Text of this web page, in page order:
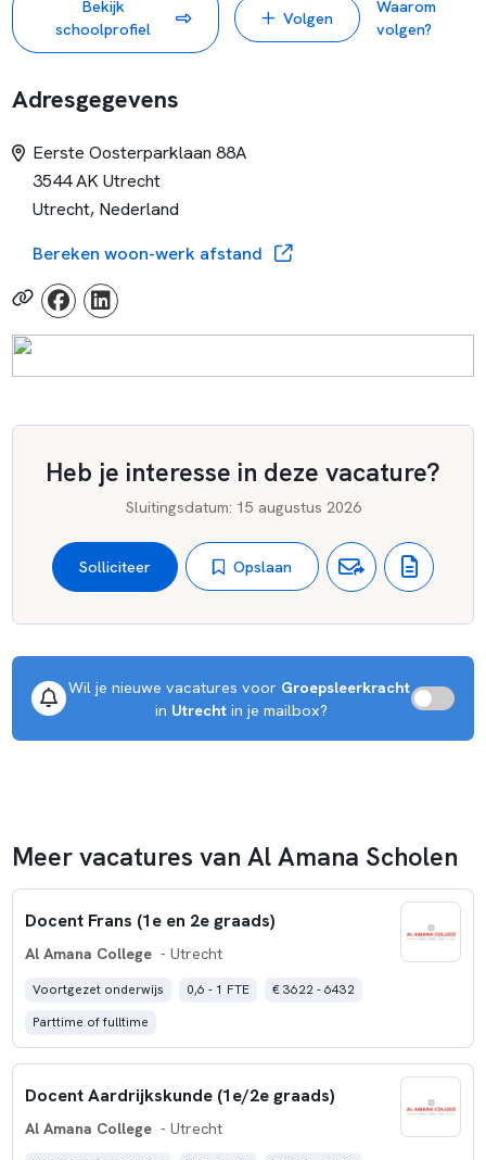
Onze Kracht: Onze Islamitische IdentiteitWat ons
onderscheidt van andere scholen is onze diepgewortelde
doel is om onze leerlingen voor te bereiden op de toekomst
hen niet alleen de islamitische waarden bij te brengen, maar
door deze waarden ook in praktijk te brengen. Bij Al Amana
Scholen staat de deur open voor iedereen die met ons wil
samenwerken om de leef- en leeromgeving van kinderen te
Bekijk
schoolprofiel
Volgen
Waarom
volgen?
Adresgegevens
Eerste Oosterparklaan 88A
3544 AK Utrecht
Utrecht, Nederland
Bereken woon-werk afstand
Heb je interesse in deze vacature?
Sluitingsdatum: 15 augustus 2026
Solliciteer Opslaan
Wil je nieuwe vacatures voor Groepsleerkracht
in Utrecht in je mailbox?
Meer vacatures van Al Amana Scholen
Docent Frans (1e en 2e graads)
Al Amana College - Utrecht
Voortgezet onderwijs 0,6 - 1 FTE
€ 3622 - 6432
Parttime of fulltime
Docent Aardrijkskunde (1e/2e graads)
Al Amana College - Utrecht